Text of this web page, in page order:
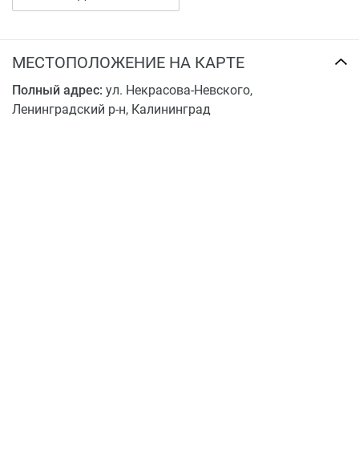
МЕСТОПОЛОЖЕНИЕ НА КАРТЕ
Полный адрес: ул. Некрасова-Невского,
Ленинградский р-н, Калининград